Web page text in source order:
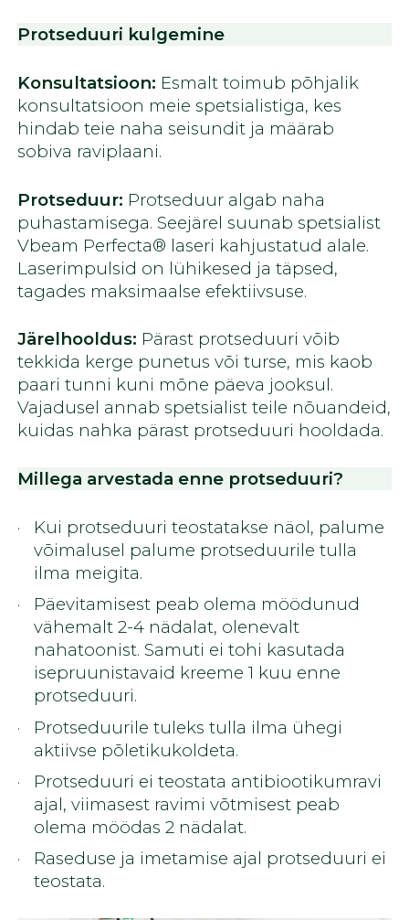
Protseduuri kulgemine
Konsultatsioon: Esmalt toimub põhjalik
konsultatsioon meie spetsialistiga, kes
hindab teie naha seisundit ja määrab
sobiva raviplaani.
Protseduur: Protseduur algab naha
puhastamisega. Seejärel suunab spetsialist
Vbeam Perfecta® laseri kahjustatud alale.
Laserimpulsid on lühikesed ja täpsed,
tagades maksimaalse efektiivsuse.
Järelhooldus: Pärast protseduuri võib
tekkida kerge punetus või turse, mis kaob
paari tunni kuni mõne päeva jooksul.
Vajadusel annab spetsialist teile nõuandeid,
kuidas nahka pärast protseduuri hooldada.
Millega arvestada enne protseduuri?
Kui protseduuri teostatakse näol, palume
võimalusel palume protseduurile tulla
ilma meigita.
Päevitamisest peab olema möödunud
vähemalt 2-4 nädalat, olenevalt
nahatoonist. Samuti ei tohi kasutada
isepruunistavaid kreeme 1 kuu enne
protseduuri.
Protseduurile tuleks tulla ilma ühegi
aktiivse põletikukoldeta.
Protseduuri ei teostata antibiootikumravi
ajal, viimasest ravimi võtmisest peab
olema möödas 2 nädalat.
Raseduse ja imetamise ajal protseduuri ei
teostata.